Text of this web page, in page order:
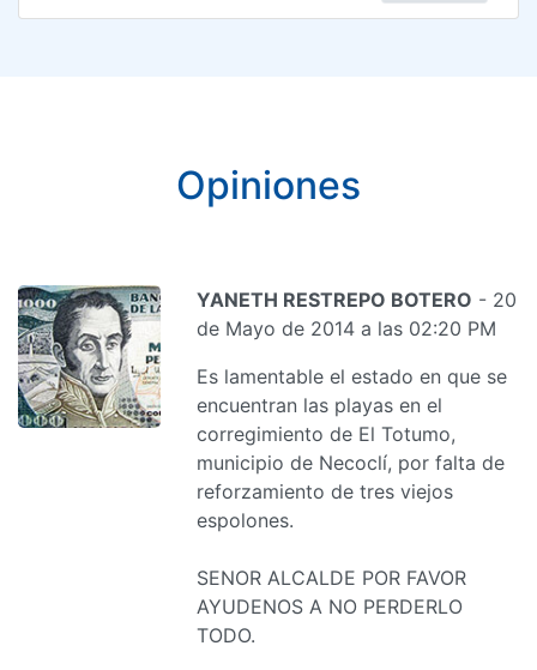
Opiniones
YANETH RESTREPO BOTERO - 20
de Mayo de 2014 a las 02:20 PM
Es lamentable el estado en que se
encuentran las playas en el
corregimiento de El Totumo,
municipio de Necoclí, por falta de
reforzamiento de tres viejos
espolones.
SENOR ALCALDE POR FAVOR
AYUDENOS A NO PERDERLO
TODO.